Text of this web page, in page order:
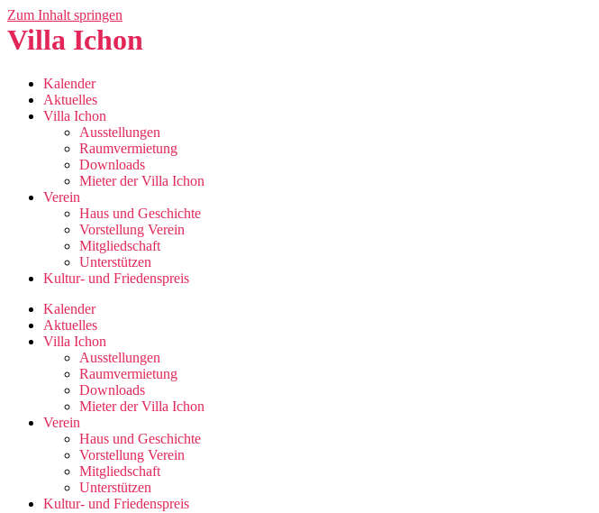
Zum Inhalt springen
Villa Ichon
Kalender
Aktuelles
Villa Ichon
Ausstellungen
Raumvermietung
Downloads
Mieter der Villa Ichon
Verein
Haus und Geschichte
Vorstellung Verein
Mitgliedschaft
Unterstützen
Kultur- und Friedenspreis
Kalender
Aktuelles
Villa Ichon
Ausstellungen
Raumvermietung
Downloads
Mieter der Villa Ichon
Verein
Haus und Geschichte
Vorstellung Verein
Mitgliedschaft
Unterstützen
Kultur- und Friedenspreis